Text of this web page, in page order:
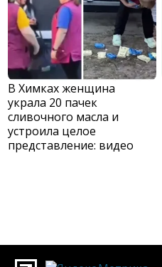
В Химках женщина
украла 20 пачек
сливочного масла и
устроила целое
представление: видео